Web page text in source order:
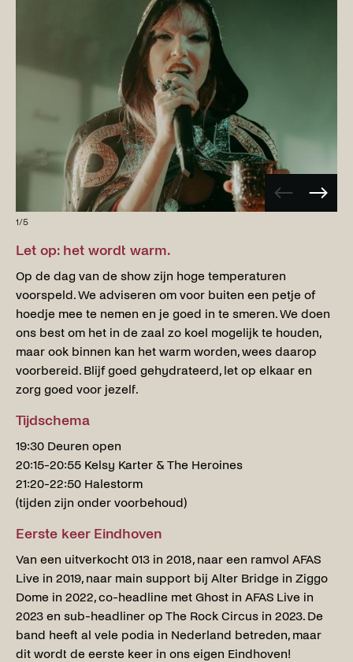
Vorige
afbeelding
1/5
Let op: het wordt warm.
Op de dag van de show zijn hoge temperaturen
voorspeld. We adviseren om voor buiten een petje of
hoedje mee te nemen en je goed in te smeren. We doen
ons best om het in de zaal zo koel mogelijk te houden,
maar ook binnen kan het warm worden, wees daarop
voorbereid. Blijf goed gehydrateerd, let op elkaar en
zorg goed voor jezelf.
Tijdschema
19:30 Deuren open
20:15-20:55 Kelsy Karter & The Heroines
21:20-22:50 Halestorm
(tijden zijn onder voorbehoud)
Eerste keer Eindhoven
Van een uitverkocht 013 in 2018, naar een ramvol AFAS
Live in 2019, naar main support bij Alter Bridge in Ziggo
Dome in 2022, co-headline met Ghost in AFAS Live in
2023 en sub-headliner op The Rock Circus in 2023. De
band heeft al vele podia in Nederland betreden, maar
dit wordt de eerste keer in ons eigen Eindhoven!